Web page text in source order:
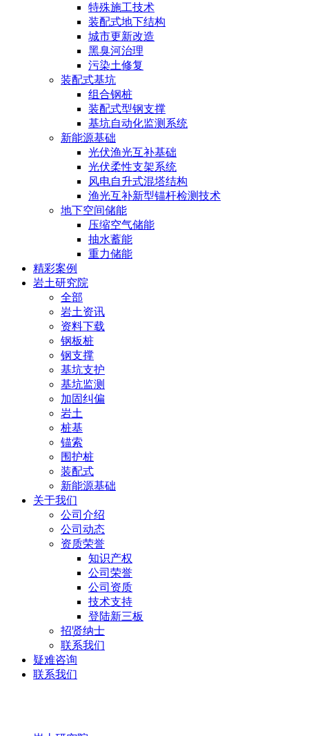
特殊施工技术
装配式地下结构
城市更新改造
黑臭河治理
污染土修复
装配式基坑
组合钢桩
装配式型钢支撑
基坑自动化监测系统
新能源基础
光伏渔光互补基础
光伏柔性支架系统
风电自升式混塔结构
渔光互补新型锚杆检测技术
地下空间储能
压缩空气储能
抽水蓄能
重力储能
精彩案例
岩土研究院
全部
岩土资讯
资料下载
钢板桩
钢支撑
基坑支护
基坑监测
加固纠偏
岩土
桩基
锚索
围护桩
装配式
新能源基础
关于我们
公司介绍
公司动态
资质荣誉
知识产权
公司荣誉
公司资质
技术支持
登陆新三板
招贤纳士
联系我们
疑难咨询
联系我们